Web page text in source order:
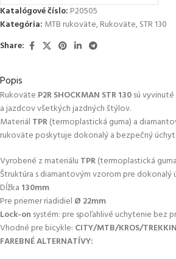
Katalógové číslo: P20505
Kategória: MTB rukoväte,Rukoväte,STR 130
Share:
Popis
Rukoväte P2R SHOCKMAN STR 130sú
a jazdcov všetkých jazdných štýlov.
Materiál TPR(termoplastická guma) a
rukoväte poskytuje dokonalý a bezpečný úchyt.
Vyrobené z materiálu TPR(termoplastická
Štruktúra s diamantovým vzorom pre dokonalý
Dĺžka 130mm
Pre priemer riadidiel Ø 22mm
Lock-on systém: pre spoľahlivé uchytenie bez
Vhodné pre bicykle: CITY/MTB/KROS/
FAREBNÉ ALTERNATÍVY: